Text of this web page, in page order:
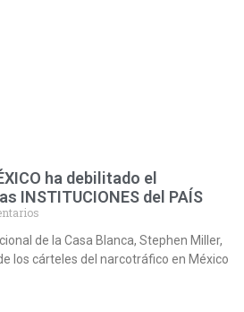
ha debilitado el
INSTITUCIONES del PAÍS
de la Casa Blanca, Stephen Miller,
los cárteles del narcotráfico en México